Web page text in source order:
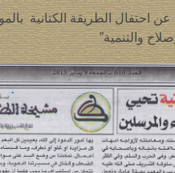
احتفال الطريقة الكتانية
والتنمية”